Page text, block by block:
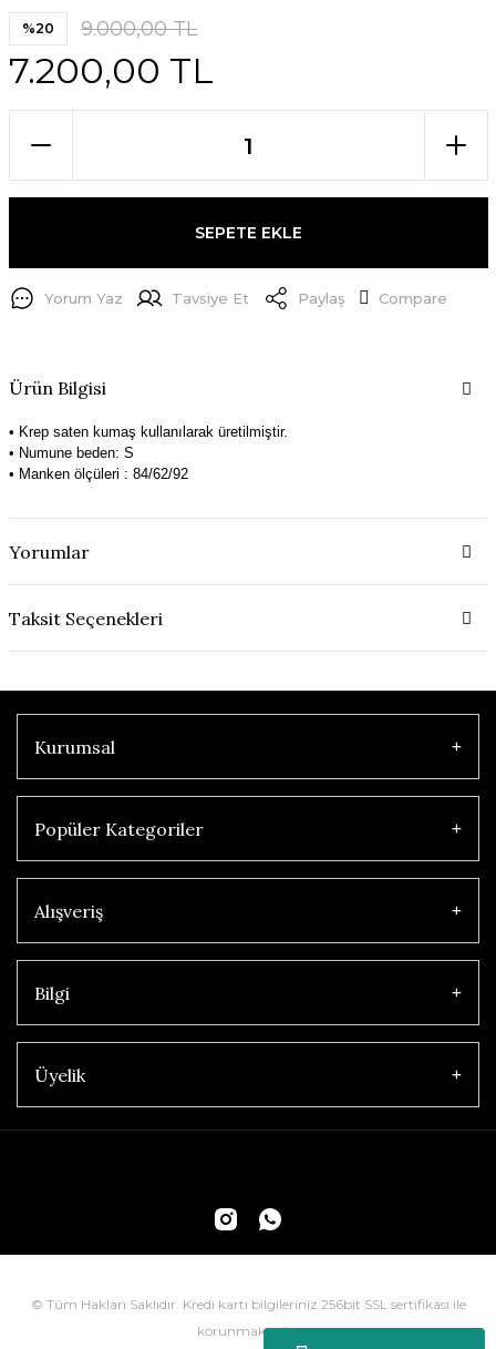
%20 9.000,00 TL
7.200,00 TL
SEPETE EKLE
Yorum Yaz Tavsiye Et Paylaş Compare
Ürün Bilgisi
• Krep saten kumaş kullanılarak üretilmiştir.
• Numune beden: S
• Manken ölçüleri : 84/62/92
Yorumlar
Taksit Seçenekleri
Kurumsal
Popüler Kategoriler
Alışveriş
Bilgi
Üyelik
© Tüm Hakları Saklıdır. Kredi kartı bilgileriniz 256bit SSL sertifikası ile
korunmaktadır.